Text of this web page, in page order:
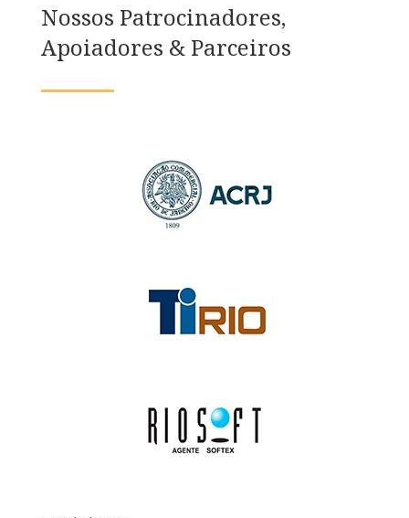
Nossos Patrocinadores,
Apoiadores & Parceiros